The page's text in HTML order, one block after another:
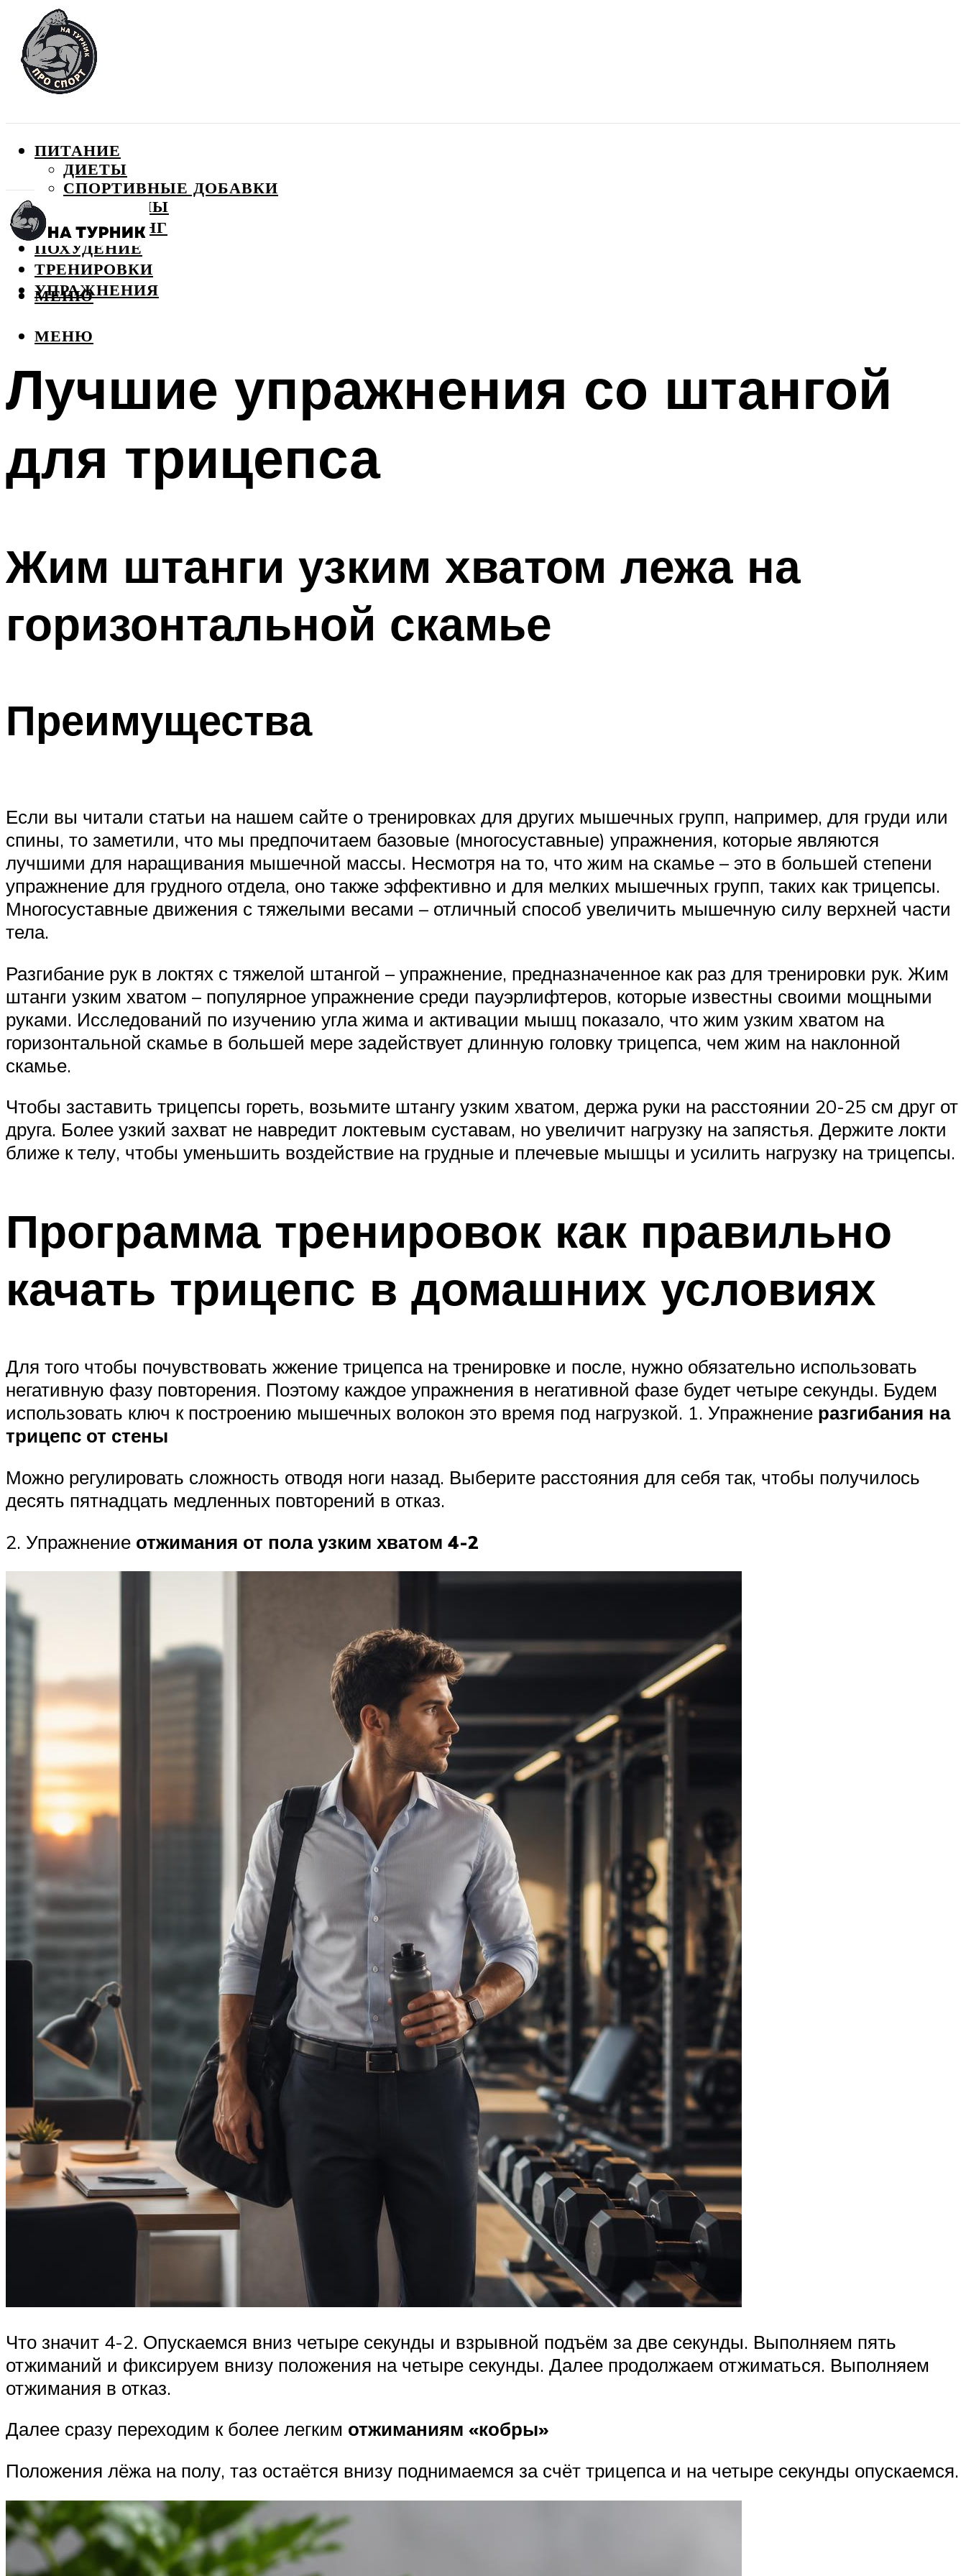
ПИТАНИЕ
ДИЕТЫ
СПОРТИВНЫЕ ДОБАВКИ
ВИТАМИНЫ
БОДИБИЛДИНГ
ПОХУДЕНИЕ
ТРЕНИРОВКИ
УПРАЖНЕНИЯ
МЕНЮ
МЕНЮ
Лучшие упражнения со штангой
для трицепса
Жим штанги узким хватом лежа на
горизонтальной скамье
Преимущества
Если вы читали статьи на нашем сайте о тренировках для других мышечных групп, например, для груди или
спины, то заметили, что мы предпочитаем базовые (многосуставные) упражнения, которые являются
лучшими для наращивания мышечной массы. Несмотря на то, что жим на скамье – это в большей степени
упражнение для грудного отдела, оно также эффективно и для мелких мышечных групп, таких как трицепсы.
Многосуставные движения с тяжелыми весами – отличный способ увеличить мышечную силу верхней части
тела.
Разгибание рук в локтях с тяжелой штангой – упражнение, предназначенное как раз для тренировки рук. Жим
штанги узким хватом – популярное упражнение среди пауэрлифтеров, которые известны своими мощными
руками. Исследований по изучению угла жима и активации мышц показало, что жим узким хватом на
горизонтальной скамье в большей мере задействует длинную головку трицепса, чем жим на наклонной
скамье.
Чтобы заставить трицепсы гореть, возьмите штангу узким хватом, держа руки на расстоянии 20-25 см друг от
друга. Более узкий захват не навредит локтевым суставам, но увеличит нагрузку на запястья. Держите локти
ближе к телу, чтобы уменьшить воздействие на грудные и плечевые мышцы и усилить нагрузку на трицепсы.
Программа тренировок как правильно
качать трицепс в домашних условиях
Для того чтобы почувствовать жжение трицепса на тренировке и после, нужно обязательно использовать
негативную фазу повторения. Поэтому каждое упражнения в негативной фазе будет четыре секунды. Будем
использовать ключ к построению мышечных волокон это время под нагрузкой. 1. Упражнение разгибания на
трицепс от стены
Можно регулировать сложность отводя ноги назад. Выберите расстояния для себя так, чтобы получилось
десять пятнадцать медленных повторений в отказ.
2. Упражнение отжимания от пола узким хватом 4-2
Что значит 4-2. Опускаемся вниз четыре секунды и взрывной подъём за две секунды. Выполняем пять
отжиманий и фиксируем внизу положения на четыре секунды. Далее продолжаем отжиматься. Выполняем
отжимания в отказ.
Далее сразу переходим к более легким отжиманиям «кобры»
Положения лёжа на полу, таз остаётся внизу поднимаемся за счёт трицепса и на четыре секунды опускаемся.